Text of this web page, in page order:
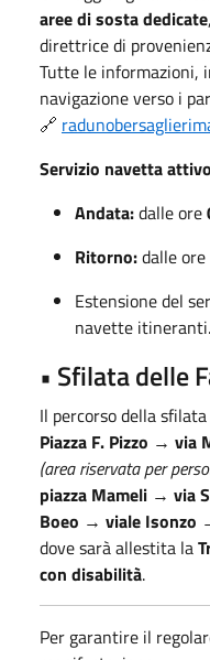
aree di sosta dedicate
direttrice di
Tutte le informazioni,
navigazione verso i
🔗
Servizio navetta attivo
Andata:dalle ore
Ritorno:dalle ore
Estensione del
navette itineranti.
• Sfilata delle
Il percorso della
Piazza F. Pizzo → via
(area riservata per
piazza Mameli → via
Boeo → viale Isonzo
dove sarà allestita la
con disabilità.
Per garantire il